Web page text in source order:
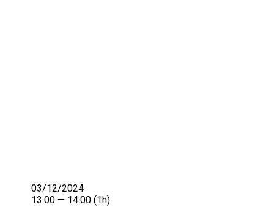
03/12/2024
13:00 — 14:00 (1h)